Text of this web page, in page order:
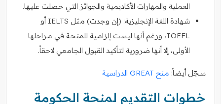
العملية والمهارات الأكاديمية والجوائز التي حصلت عليها.
شهادة اللغة الإنجليزية: (إن وجدت) مثل IELTS أو
TOEFL، ورغم أنها ليست إلزامية للمنحة في مراحلها
الأولى، إلا أنها ضرورية لتأكيد القبول الجامعي لاحقاً.
سجّل أيضاً: منح GREAT الدراسية
خطوات التقديم لمنحة الحكومة